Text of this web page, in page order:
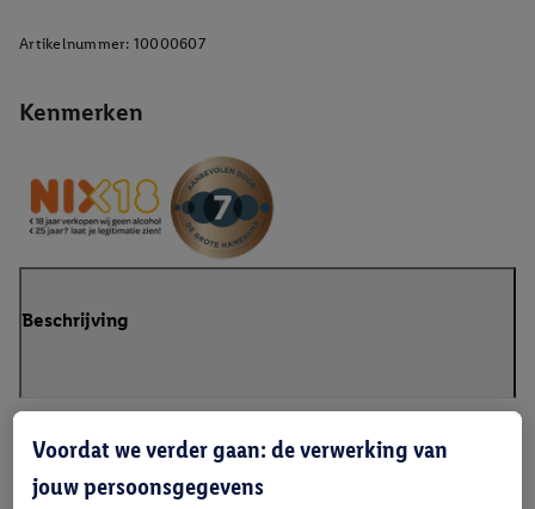
Kenmerken
Artikelnummer: 10000607
Beschrijving
Voordat we verder gaan: de verwerking van
jouw persoonsgegevens